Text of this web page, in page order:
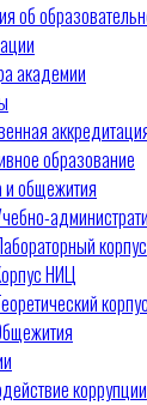
об
академии
образование
и общежития
корпус
НИЦ
корпус
коррупции